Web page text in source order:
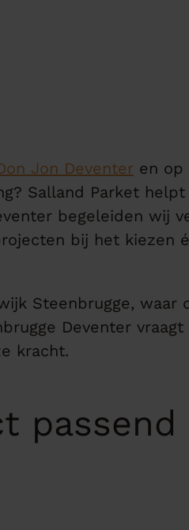
Jon Deventer en op
Salland Parket
begeleiden wij
bij het kiezen
Steenbrugge,
Deventer
kracht.
passend